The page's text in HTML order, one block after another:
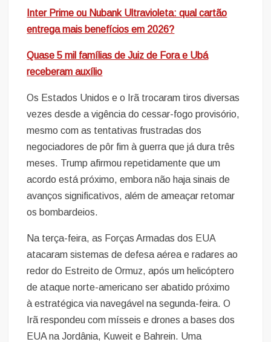
Inter Prime ou Nubank Ultravioleta: qual cartão
entrega mais benefícios em 2026?
Quase 5 mil famílias de Juiz de Fora e Ubá
receberam auxílio
Os Estados Unidos e o Irã trocaram tiros diversas
vezes desde a vigência do cessar-fogo provisório,
mesmo com as tentativas frustradas dos
negociadores de pôr fim à guerra que já dura três
meses. Trump afirmou repetidamente que um
acordo está próximo, embora não haja sinais de
avanços significativos, além de ameaçar retomar
os bombardeios.
Na terça-feira, as Forças Armadas dos EUA
atacaram sistemas de defesa aérea e radares ao
redor do Estreito de Ormuz, após um helicóptero
de ataque norte-americano ser abatido próximo
à estratégica via navegável na segunda-feira. O
Irã respondeu com mísseis e drones a bases dos
EUA na Jordânia, Kuweit e Bahrein. Uma